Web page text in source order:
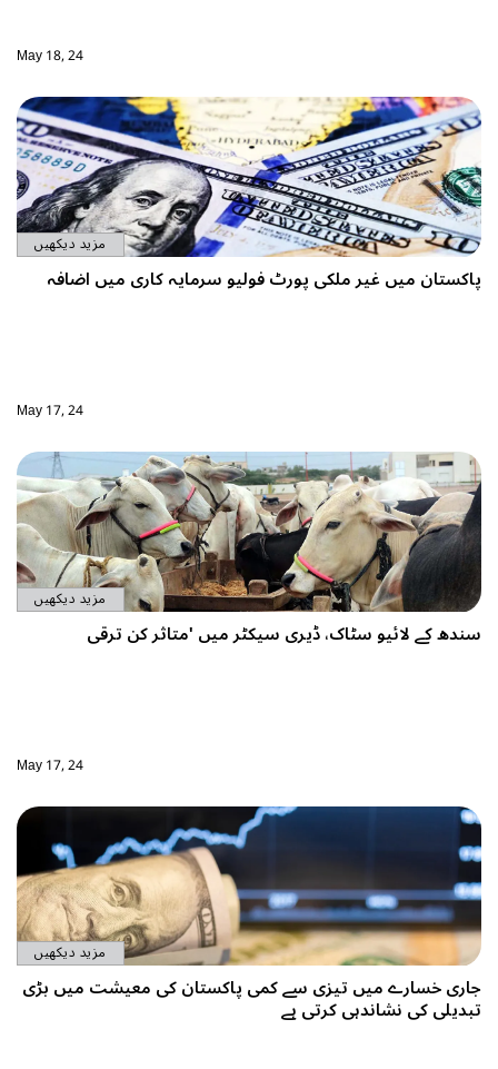
May 18, 24
مزید دیکھیں
پاکستان میں غیر ملکی پورٹ فولیو سرمایہ کاری میں اضافہ
May 17, 24
مزید دیکھیں
سندھ کے لائیو سٹاک، ڈیری سیکٹر میں 'متاثر کن ترقی
May 17, 24
مزید دیکھیں
جاری خسارے میں تیزی سے کمی پاکستان کی معیشت میں بڑی
تبدیلی کی نشاندہی کرتی ہے